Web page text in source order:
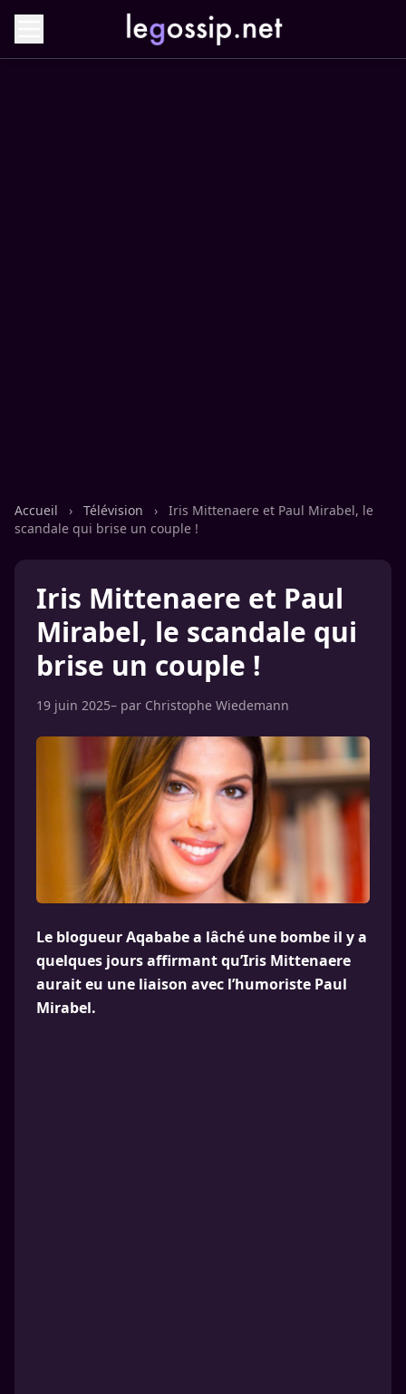
Accueil › Télévision ›
Iris Mittenaere et Paul Mirabel, le
scandale qui brise un couple !
Iris Mittenaere et Paul
Mirabel, le scandale qui
brise un couple !
19 juin 2025– par Christophe Wiedemann
Le blogueur Aqababe a lâché une bombe il y a
quelques jours affirmant qu’Iris Mittenaere
aurait eu une liaison avec l’humoriste Paul
Mirabel.